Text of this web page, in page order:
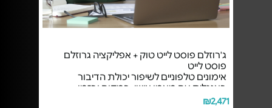
ג'רוזלם פוסט לייט טוק + אפליקציה גרוזלם
פוסט לייט
אימונים טלפוניים לשיפור יכולת הדיבור
באנגלית עם מאמן אישי, במקום ובזמן
הנוחים לכם, ואפליקציה לשיפור הקריאה
₪2,471